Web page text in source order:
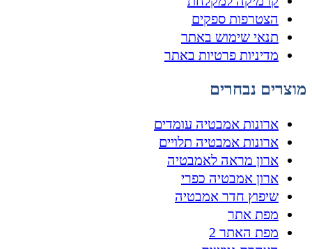
הצטרפות ספקים
תנאי שימוש באתר
מדיניות פרטיות באתר
מוצרים נבחרים
ארונות אמבטיה עומדים
ארונות אמבטיה תלויים
ארון מראה לאמבטיה
ארון אמבטיה כפרי
שיפוץ חדר אמבטיה
מפת אתר
מפת האתר 2